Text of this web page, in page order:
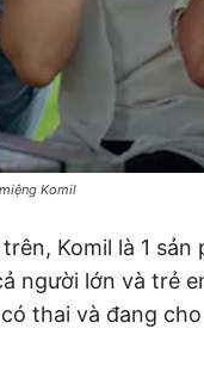
Komil
Komil là 1
người lớn và trẻ
thai và đang